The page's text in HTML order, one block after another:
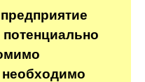
потенциально
необходимо